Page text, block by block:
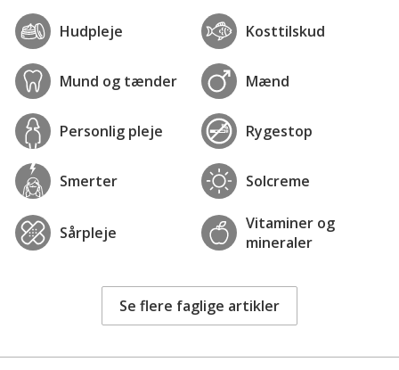
Hudpleje Kosttilskud
Mund og tænder Mænd
Personlig pleje Rygestop
Smerter Solcreme
Sårpleje
Vitaminer og
mineraler
Se flere faglige artikler